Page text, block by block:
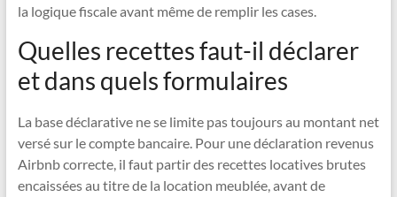
la logique fiscale avant même de remplir les cases.
Quelles recettes faut-il déclarer
et dans quels formulaires
La base déclarative ne se limite pas toujours au montant net
versé sur le compte bancaire. Pour une déclaration revenus
Airbnb correcte, il faut partir des recettes locatives brutes
encaissées au titre de la location meublée, avant de